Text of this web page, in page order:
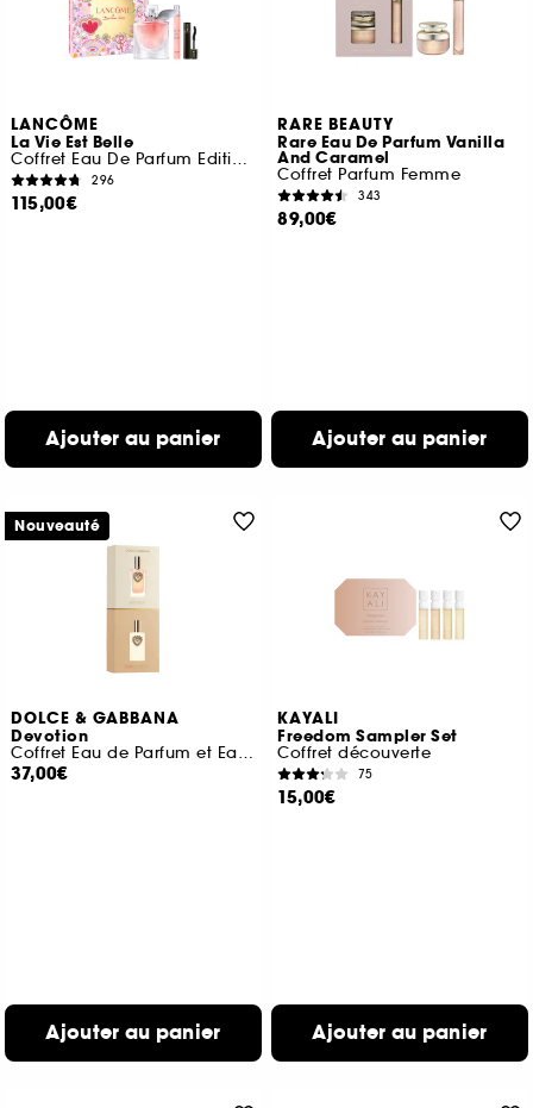
LANCÔME
La Vie Est Belle
Coffret Eau De Parfum Edition Limitée Fête Des Mères
296
115,00€
Ajouter au panier
RARE BEAUTY
Rare Eau De Parfum Vanilla
And Caramel
Coffret Parfum Femme
343
89,00€
Ajouter au panier
DOLCE & GABBANA
Devotion
Coffret Eau de Parfum et Eau de Parfum Intense
37,00€
Ajouter au panier
Nouveauté
KAYALI
Freedom Sampler Set
Coffret découverte
75
15,00€
Ajouter au panier